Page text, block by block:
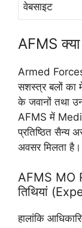
वेबसाइट
AFMS
Armed
सशस्त्र बलों का
के जवानों तथा
AFMS में
प्रतिष्ठित सैन्य
अवसर मिलता है।
AFMS MO
तिथियां
हालांकि